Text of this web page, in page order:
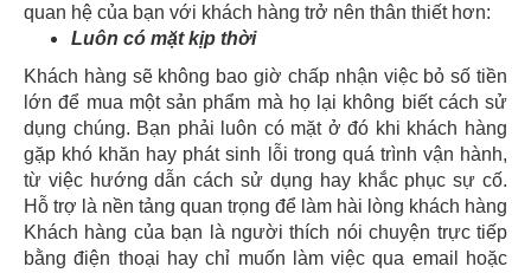
quan hệ của bạn với khách hàng trở nên thân thiết hơn:
Luôn có mặt kịp thời
Khách hàng sẽ không bao giờ chấp nhận việc bỏ số tiền
lớn để mua một sản phẩm mà họ lại không biết cách sử
dụng chúng. Bạn phải luôn có mặt ở đó khi khách hàng
gặp khó khăn hay phát sinh lỗi trong quá trình vận hành,
từ việc hướng dẫn cách sử dụng hay khắc phục sự cố.
Hỗ trợ là nền tảng quan trọng để làm hài lòng khách hàng
Khách hàng của bạn là người thích nói chuyện trực tiếp
bằng điện thoại hay chỉ muốn làm việc qua email hoặc